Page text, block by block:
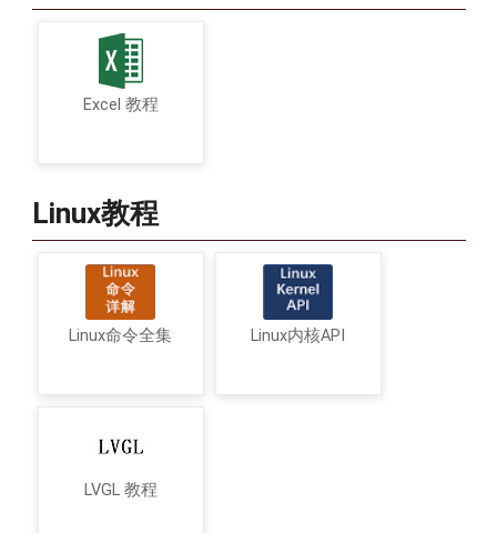
Excel 教程
Linux教程
Linux命令全集 Linux内核API
LVGL 教程